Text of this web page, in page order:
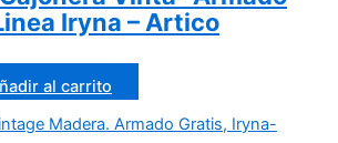
Iryna – Artico
al carrito